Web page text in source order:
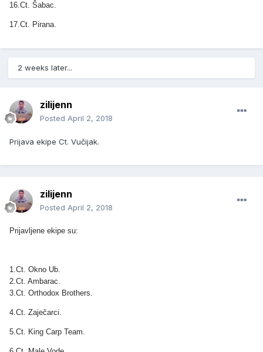
16.Ct. Šabac.
17.Ct. Pirana.
2 weeks later...
zilijenn
Posted April 2, 2018
Prijava ekipe Ct. Vučijak.
zilijenn
Posted April 2, 2018
Prijavljene ekipe su:
1.Ct. Okno Ub.
2.Ct. Ambarac.
3.Ct. Orthodox Brothers.
4.Ct. Zaječarci.
5.Ct. King Carp Team.